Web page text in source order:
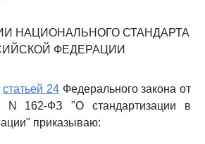
НАЦИОНАЛЬНОГО СТАНДАРТА
ФЕДЕРАЦИИ
статьей 24Федерального закона от
162-ФЗ "О стандартизации в
приказываю: